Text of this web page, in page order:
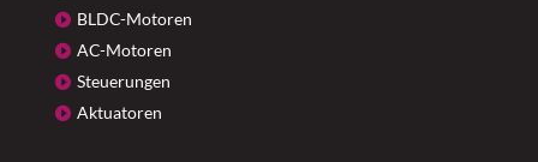
BLDC-Motoren
AC-Motoren
Steuerungen
Aktuatoren